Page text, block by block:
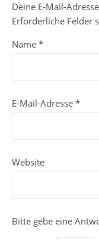
Deine E-Mail-
Erforderliche Felder
Name *
E-Mail-Adresse *
Website
Bitte gebe eine